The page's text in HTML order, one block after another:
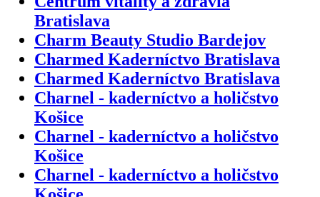
Bratislava
Charm Beauty Studio Bardejov
Charmed Kaderníctvo Bratislava
Charmed Kaderníctvo Bratislava
Charnel - kaderníctvo a holičstvo
Košice
Charnel - kaderníctvo a holičstvo
Košice
Charnel - kaderníctvo a holičstvo